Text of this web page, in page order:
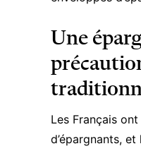
Une
Les Français
d’épargnants, et